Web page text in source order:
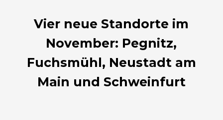
Vier neue Standorte im
November: Pegnitz,
Fuchsmühl, Neustadt am
Main und Schweinfurt